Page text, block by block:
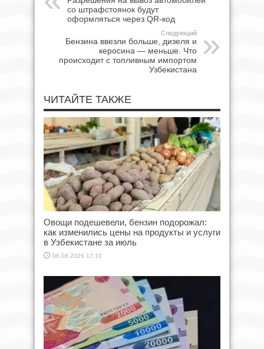
со штрафстоянок будут
оформляться через QR-код
Следующий
Бензина ввезли больше, дизеля и
керосина — меньше. Что
происходит с топливным импортом
Узбекистана
ЧИТАЙТЕ ТАКЖЕ
Овощи подешевели, бензин подорожал:
как изменились цены на продукты и услуги
в Узбекистане за июль
06.08.2026 17:10